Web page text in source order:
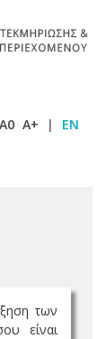
A0 A+ | EN
των
είναι